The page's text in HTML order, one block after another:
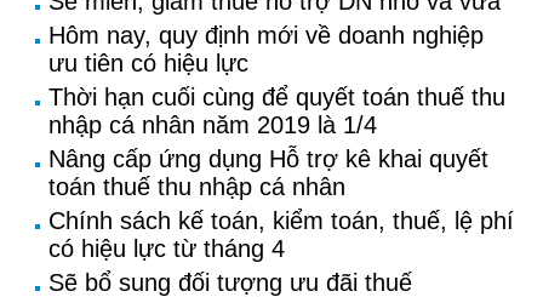
Hôm nay, quy định mới về doanh nghiệp
ưu tiên có hiệu lực
Thời hạn cuối cùng để quyết toán thuế thu
nhập cá nhân năm 2019 là 1/4
Nâng cấp ứng dụng Hỗ trợ kê khai quyết
toán thuế thu nhập cá nhân
Chính sách kế toán, kiểm toán, thuế, lệ phí
có hiệu lực từ tháng 4
Sẽ bổ sung đối tượng ưu đãi thuế